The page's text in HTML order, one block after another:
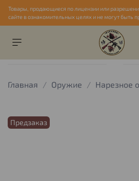
Товары, продающиеся по лицензии или
сайте в ознакомительных целях и не могут быть
Главная Оружие Нарезное
Предзаказ